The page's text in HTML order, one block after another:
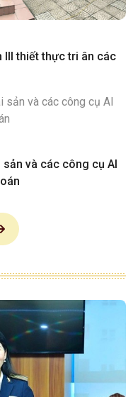
III thiết thực tri ân các
và các công cụ AI